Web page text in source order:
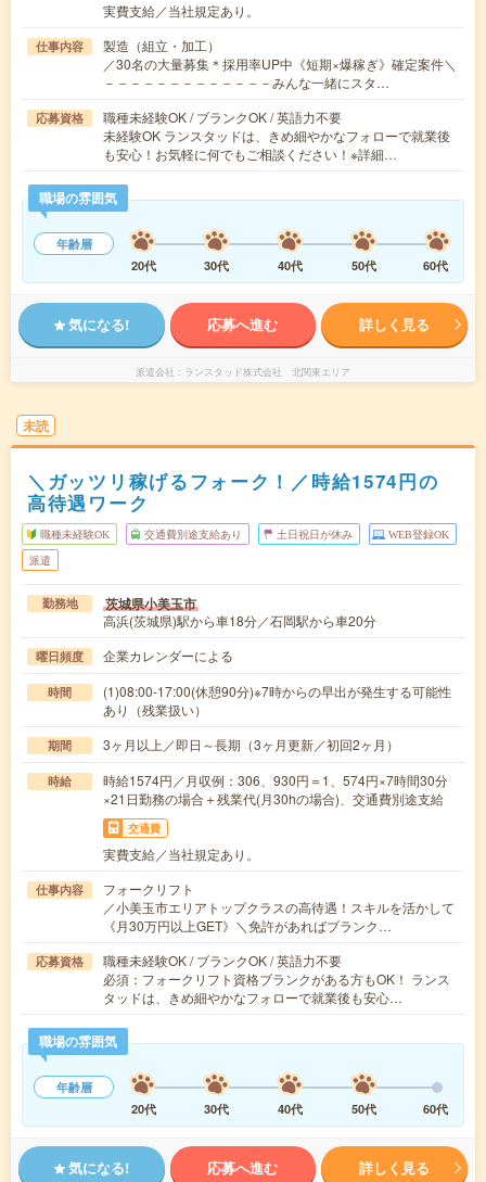
実費支給／当社規定あり。
仕事内容
製造（組立・加工）
／30名の大量募集＊採用率UP中《短期×爆稼ぎ》確定案件＼
－－－－－－－－－－－－－みんな一緒にスタ…
応募資格
職種未経験OK / ブランクOK / 英語力不要
未経験OK ランスタッドは、きめ細やかなフォローで就業後
も安心！お気軽に何でもご相談ください！※詳細…
職場の雰囲気
年齢層
20代
30代 40代 50代 60代
気になる! 応募へ進む 詳しく見る
派遣会社 ランスタッド株式会社 北関東エリア
未読
＼ガッツリ稼げるフォーク！／時給1574円の
高待遇ワーク
職種未経験OK 交通費別途支給あり 土日祝日が休み WEB登録OK
派遣
勤務地 茨城県小美玉市
高浜(茨城県)駅から車18分／石岡駅から車20分
曜日頻度 企業カレンダーによる
時間
(1)08:00-17:00(休憩90分)※7時からの早出が発生する可能性
あり（残業扱い）
期間 3ヶ月以上／即日～長期（3ヶ月更新／初回2ヶ月）
時給
時給1574円／月収例：306、930円＝1、574円×7時間30分
×21日勤務の場合＋残業代(月30hの場合)、交通費別途支給
交通費
実費支給／当社規定あり。
仕事内容
フォークリフト
／小美玉市エリアトップクラスの高待遇！スキルを活かして
《月30万円以上GET》＼免許があればブランク…
応募資格
職種未経験OK / ブランクOK / 英語力不要
必須：フォークリフト資格ブランクがある方もOK！ ランス
タッドは、きめ細やかなフォローで就業後も安心…
職場の雰囲気
年齢層
20代
30代 40代 50代 60代
気になる! 応募へ進む 詳しく見る